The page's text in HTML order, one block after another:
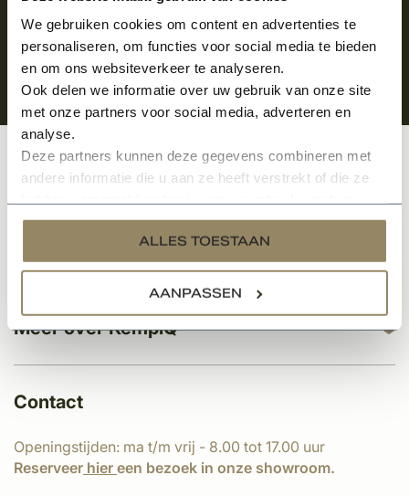
We gebruiken cookies om content en advertenties te
personaliseren, om functies voor social media te bieden
en om ons websiteverkeer te analyseren.
Ook delen we informatie over uw gebruik van onze site
met onze partners voor social media, adverteren en
analyse.
Deze partners kunnen deze gegevens combineren met
andere informatie die u aan ze heeft verstrekt of die ze
services.
ALLES TOESTAAN
AANPASSEN
Meer over KempíQ
Klantenservice
Contact
Openingstijden: ma t/m vrij - 8.00 tot 17.00 uur
Reserveer hier een bezoek in onze showroom.